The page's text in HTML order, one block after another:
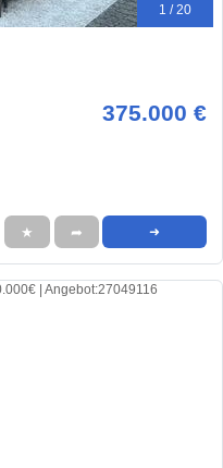
1 / 20
375.000 €
★ ➦ ➜